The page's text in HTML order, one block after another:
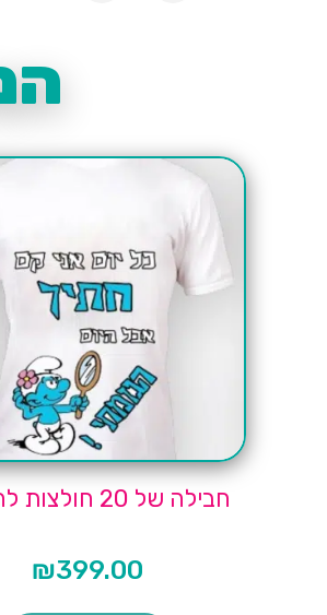
חבילה של 20 חולצות לחתונה
₪399.00